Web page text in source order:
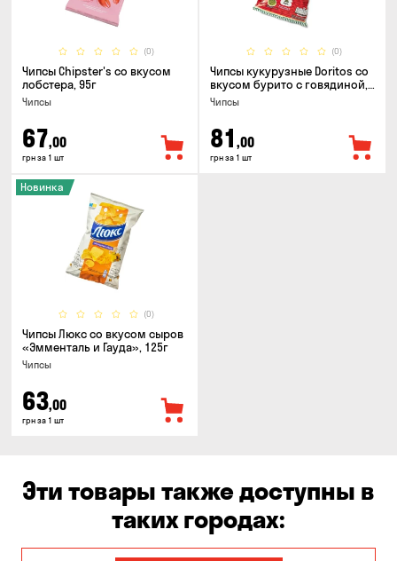
(0)
Чипсы Chipster's со вкусом
лобстера, 95г
Чипсы
67,00
грн за 1 шт
(0)
Чипсы кукурузные Doritos со
вкусом бурито с говядиной,
90г
Чипсы
81 ,00
грн за 1 шт
(0)
Новинка
Чипсы Люкс со вкусом сыров
«Эмменталь и Гауда», 125г
Чипсы
63,00
грн за 1 шт
Эти товары также доступны в
таких городах: